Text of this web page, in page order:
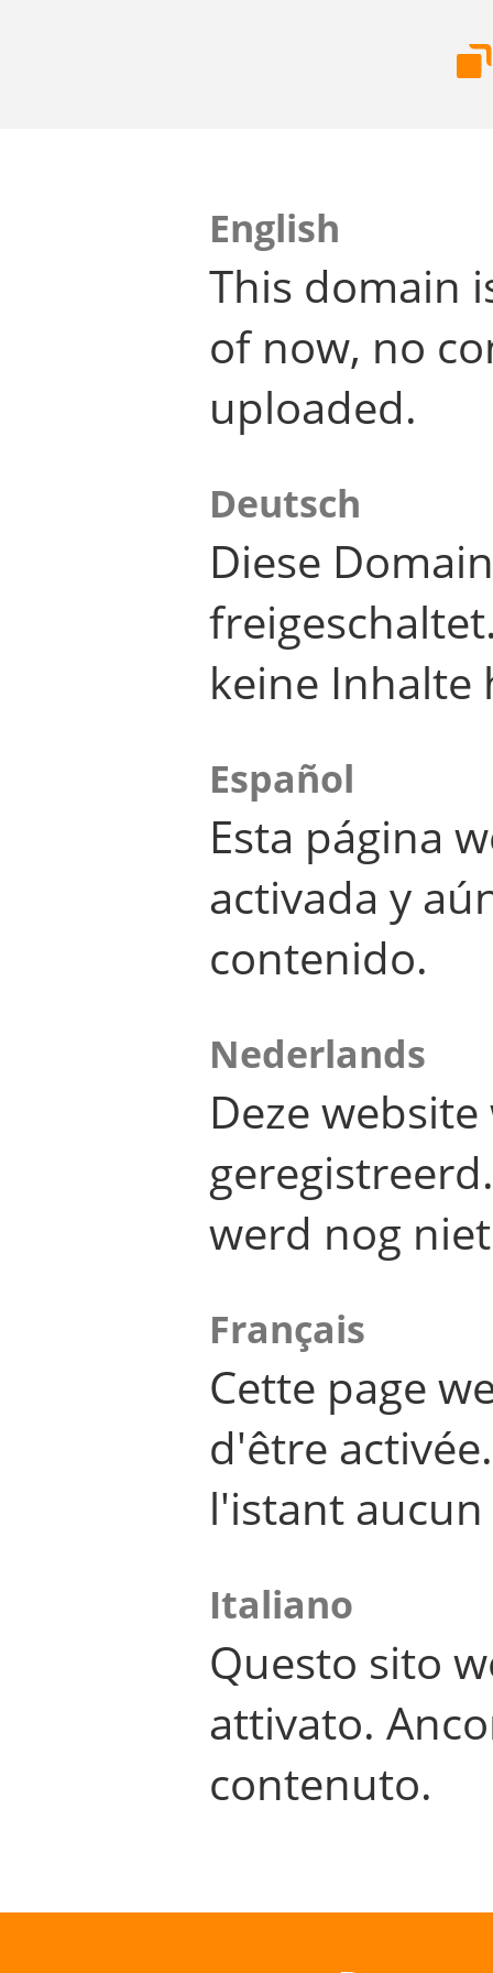
English
This domain
of now, no
uploaded.
Deutsch
Diese
keine Inhalte
Español
Esta página
activada y
contenido.
Nederlands
Deze
werd nog
Français
Cette page
d'être
l'istant
Italiano
Questo sito
attivato.
contenuto.